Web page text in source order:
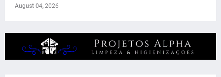
August 04, 2026